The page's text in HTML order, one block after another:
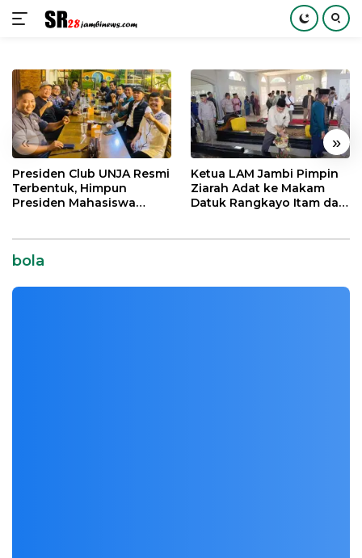
konten
« »
Presiden Club UNJA Resmi
Terbentuk, Himpun
Presiden Mahasiswa
Ketua LAM Jambi Pimpin
Ziarah Adat ke Makam
Datuk Rangkayo Itam dan
bola
Mengkhawatirkan
Sport